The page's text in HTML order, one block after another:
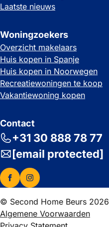
Laatste nieuws
Woningzoekers
Overzicht makelaars
Huis kopen in Spanje
Huis kopen in Noorwegen
Recreatiewoningen te koop
Vakantiewoning kopen
Contact
+31 30 888 78 77
[email protected]
© Second Home Beurs 2026
Algemene Voorwaarden